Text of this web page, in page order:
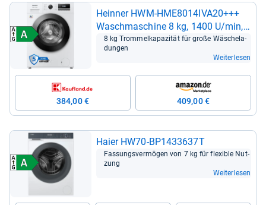
Hein­ner HWM-​HME8014IVA20+++
Wasch­ma­schine 8 kg, 1400 U/min,
Weiße Effi­zi­enz
8 kg Trom­mel­ka­pa­zi­tät für große Wäsche­la­
dun­gen
Weiterlesen
384,00 € 409,00 €
Haier HW70-​BP1433637T
Fas­sungs­ver­mö­gen von 7 kg für fle­xi­ble Nut­
zung
Weiterlesen